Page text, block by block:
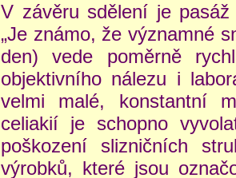
V závěru sdělení je
„Je známo, že významné
den) vede poměrně
objektivního nálezu i
velmi malé, konstantní
celiakií je schopno
poškození slizničních
výrobků, které jsou